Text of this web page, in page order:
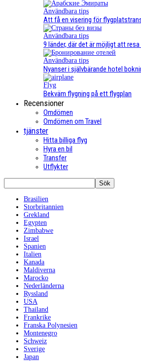
Användbara tips
Att få en visering för
Användbara tips
9 länder, där det är möjligt att
Användbara tips
Nyanser i självbärande hotel
Flyg
Bekväm flygning på ett flygplan
Recensioner
Omdömen
Omdömen om Travel
tjänster
Hitta billiga flyg
Hyra en bil
Transfer
Utflykter
Brasilien
Storbritannien
Grekland
Egypten
Zimbabwe
Israel
Spanien
Italien
Kanada
Maldiverna
Marocko
Nederländerna
Ryssland
USA
Thailand
Frankrike
Franska Polynesien
Montenegro
Schweiz
Sverige
Japan